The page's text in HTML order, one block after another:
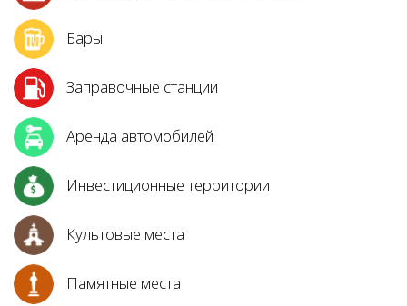
Бары
Заправочные станции
Аренда автомобилей
Инвестиционные территории
Культовые места
Памятные места